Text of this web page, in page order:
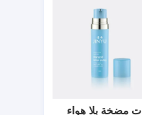
مضخة بلا هواء